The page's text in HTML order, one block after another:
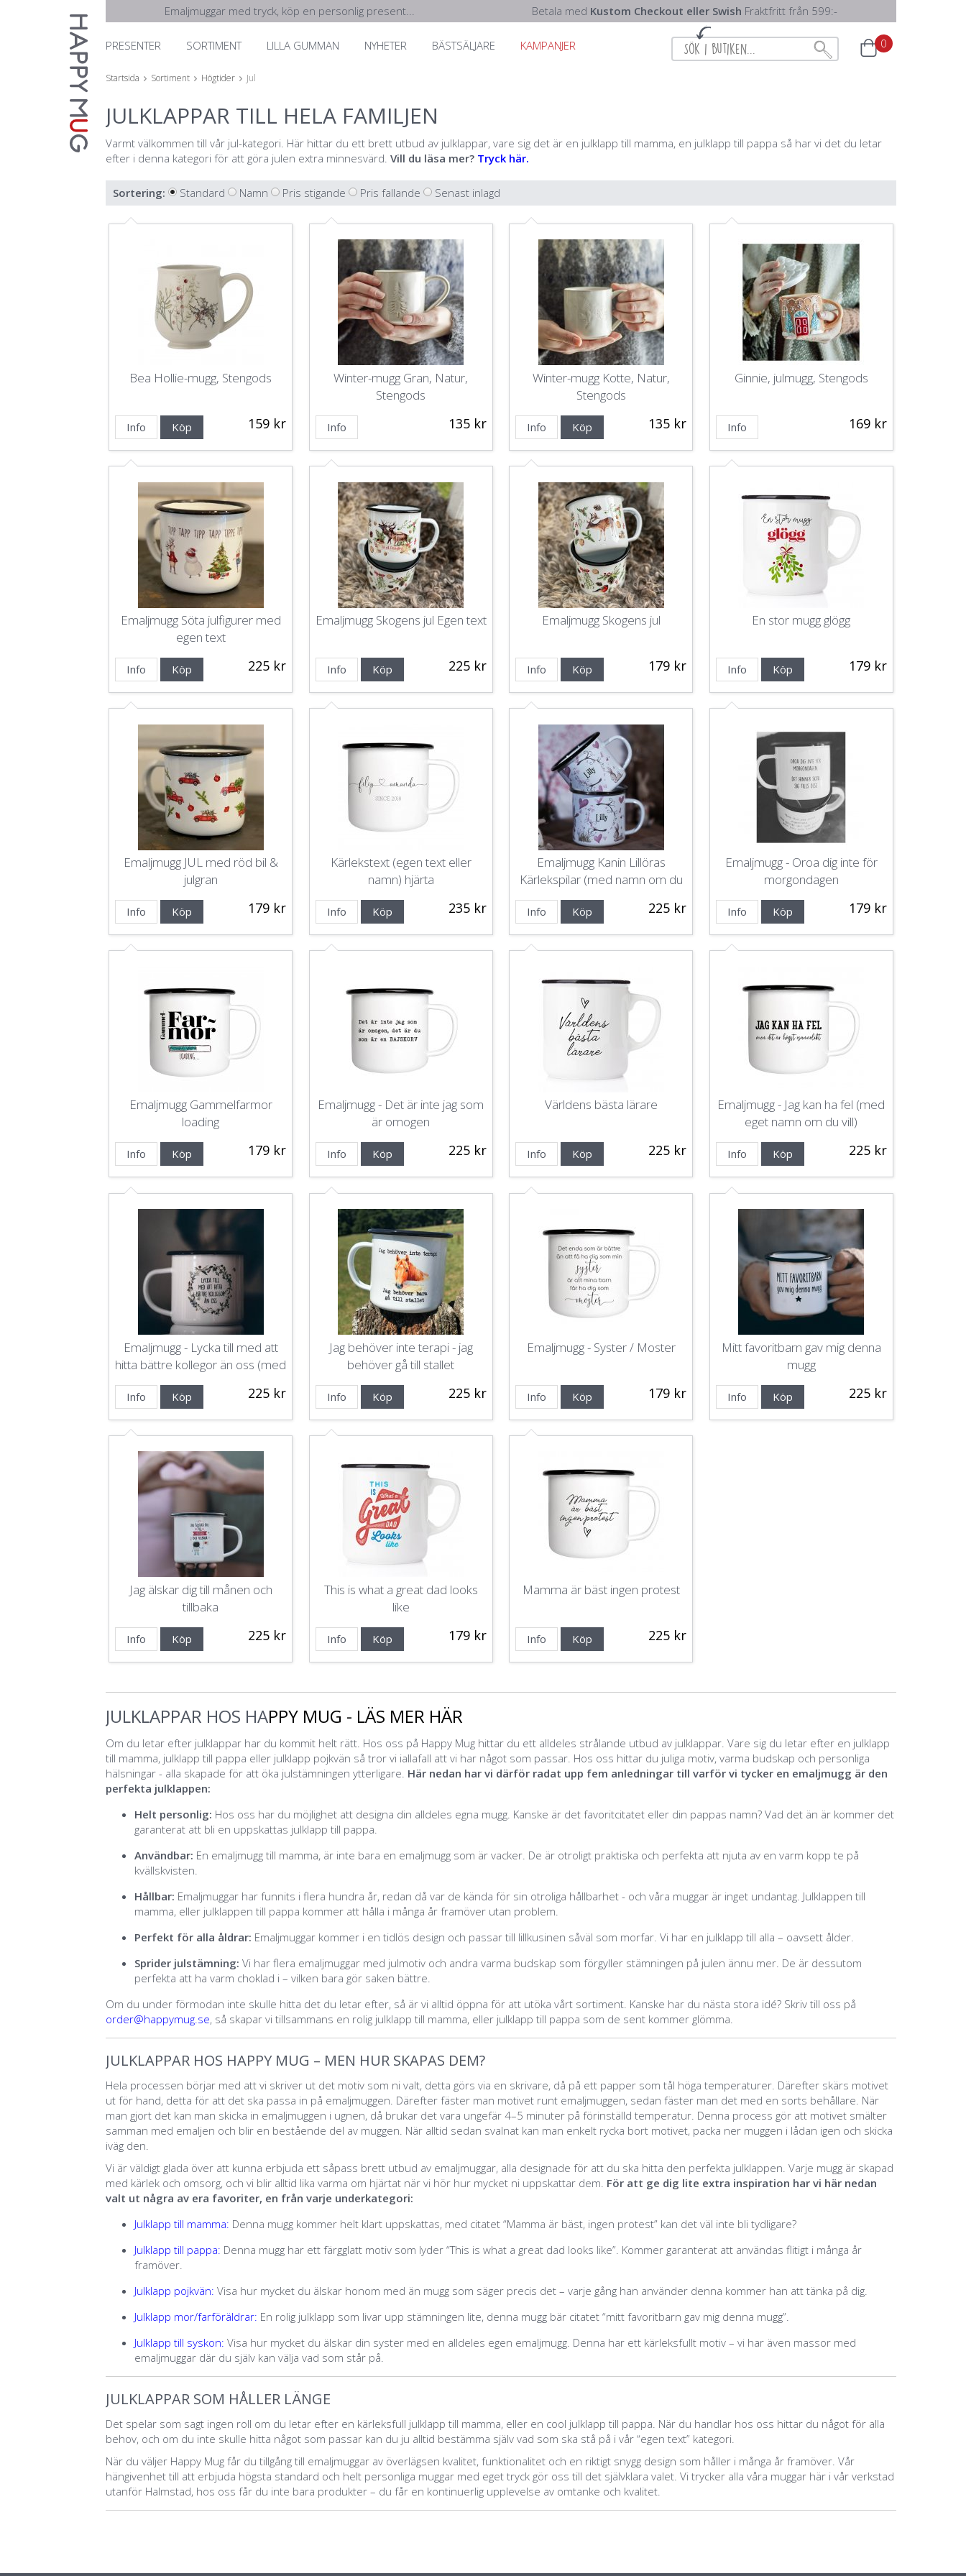
Emaljmuggar med tryck, köp en personlig present... Betala med Kustom Checkout eller Swish Fraktfritt från 599:-
PRESENTER SORTIMENT LILLA GUMMAN NYHETER BÄSTSÄLJARE KAMPANJER 0
Startsida Sortiment Högtider Jul
JULKLAPPAR TILL HELA FAMILJEN
Varmt välkommen till vår jul-kategori. Här hittar du ett brett utbud av julklappar, vare sig det är en julklapp till mamma, en julklapp till pappa så har vi det du letar
efter i denna kategori för att göra julen extra minnesvärd. Vill du läsa mer? Tryck här.
Sortering: Standard Namn Pris stigande Pris fallande Senast inlagd
Bea Hollie-mugg, Stengods
159 kr
Info Köp
Winter-mugg Gran, Natur,
Stengods
135 kr
Info
Winter-mugg Kotte, Natur,
Stengods
135 kr
Info Köp
Ginnie, julmugg, Stengods
169 kr
Info
Emaljmugg Söta julfigurer med
egen text
225 kr
Info Köp
Emaljmugg Skogens jul Egen text
225 kr
Info Köp
Emaljmugg Skogens jul
179 kr
Info Köp
En stor mugg glögg
179 kr
Info Köp
Emaljmugg JUL med röd bil &
julgran
179 kr
Info Köp
Kärlekstext (egen text eller
namn) hjärta
235 kr
Info Köp
Emaljmugg Kanin Lillöras
Kärlekspilar (med namn om du
vill)
225 kr
Info Köp
Emaljmugg - Oroa dig inte för
morgondagen
179 kr
Info Köp
Emaljmugg Gammelfarmor
loading
179 kr
Info Köp
Emaljmugg - Det är inte jag som
är omogen
225 kr
Info Köp
Världens bästa lärare
225 kr
Info Köp
Emaljmugg - Jag kan ha fel (med
eget namn om du vill)
225 kr
Info Köp
Emaljmugg - Lycka till med att
hitta bättre kollegor än oss (med
namn)
225 kr
Info Köp
Jag behöver inte terapi - jag
behöver gå till stallet
225 kr
Info Köp
Emaljmugg - Syster / Moster
179 kr
Info Köp
Mitt favoritbarn gav mig denna
mugg
225 kr
Info Köp
Jag älskar dig till månen och
tillbaka
225 kr
Info Köp
This is what a great dad looks
like
179 kr
Info Köp
Mamma är bäst ingen protest
225 kr
Info Köp
JULKLAPPAR HOS HAPPY MUG - LÄS MER HÄR
Om du letar efter julklappar har du kommit helt rätt. Hos oss på Happy Mug hittar du ett alldeles strålande utbud av julklappar . Vare sig du letar efter en julklapp
till mamma, julklapp till pappa eller julklapp pojkvän så tror vi iallafall att vi har något som passar. Hos oss hittar du juliga motiv, varma budskap och personliga
hälsningar - alla skapade för att öka julstämningen ytterligare. Här nedan har vi därför radat upp fem anledningar till varför vi tycker en emaljmugg är den
perfekta julklappen:
Helt personlig: Hos oss har du möjlighet att designa din alldeles egna mugg. Kanske är det favoritcitatet eller din pappas namn? Vad det än är kommer det
garanterat att bli en uppskattas julklapp till pappa.
Användbar: En emaljmugg till mamma, är inte bara en emaljmugg som är vacker. De är otroligt praktiska och perfekta att njuta av en varm kopp te på
kvällskvisten.
Hållbar: Emaljmuggar har funnits i flera hundra år, redan då var de kända för sin otroliga hållbarhet - och våra muggar är inget undantag. Julklappen till
mamma, eller julklappen till pappa kommer att hålla i många år framöver utan problem.
Perfekt för alla åldrar: Emaljmuggar kommer i en tidlös design och passar till lillkusinen såväl som morfar. Vi har en julklapp till alla – oavsett ålder.
Sprider julstämning: Vi har flera emaljmuggar med julmotiv och andra varma budskap som förgyller stämningen på julen ännu mer. De är dessutom
perfekta att ha varm choklad i – vilken bara gör saken bättre.
Om du under förmodan inte skulle hitta det du letar efter, så är vi alltid öppna för att utöka vårt sortiment. Kanske har du nästa stora idé? Skriv till oss på
order@happymug.se, så skapar vi tillsammans en rolig julklapp till mamma, eller julklapp till pappa som de sent kommer glömma.
JULKLAPPAR HOS HAPPY MUG – MEN HUR SKAPAS DEM?
Hela processen börjar med att vi skriver ut det motiv som ni valt, detta görs via en skrivare, då på ett papper som tål höga temperaturer. Därefter skärs motivet
ut för hand, detta för att det ska passa in på emaljmuggen. Därefter fäster man motivet runt emaljmuggen, sedan fäster man det med en sorts behållare. När
man gjort det kan man skicka in emaljmuggen i ugnen, då brukar det vara ungefär 4–5 minuter på förinställd temperatur. Denna process gör att motivet smälter
samman med emaljen och blir en bestående del av muggen. När alltid sedan svalnat kan man enkelt rycka bort motivet, packa ner muggen i lådan igen och skicka
iväg den.
Vi är väldigt glada över att kunna erbjuda ett såpass brett utbud av emaljmuggar, alla designade för att du ska hitta den perfekta julklappen. Varje mugg är skapad
med kärlek och omsorg, och vi blir alltid lika varma om hjärtat när vi hör hur mycket ni uppskattar dem. För att ge dig lite extra inspiration har vi här nedan
valt ut några av era favoriter, en från varje underkategori:
Julklapp till mamma: Denna mugg kommer helt klart uppskattas, med citatet “Mamma är bäst, ingen protest” kan det väl inte bli tydligare?
Julklapp till pappa: Denna mugg har ett färgglatt motiv som lyder “This is what a great dad looks like”. Kommer garanterat att användas flitigt i många år
framöver.
Julklapp pojkvän: Visa hur mycket du älskar honom med än mugg som säger precis det – varje gång han använder denna kommer han att tänka på dig.
Julklapp mor/farföräldrar: En rolig julklapp som livar upp stämningen lite, denna mugg bär citatet “mitt favoritbarn gav mig denna mugg”.
Julklapp till syskon: Visa hur mycket du älskar din syster med en alldeles egen emaljmugg . Denna har ett kärleksfullt motiv – vi har även massor med
emaljmuggar där du själv kan välja vad som står på.
JULKLAPPAR SOM HÅLLER LÄNGE
Det spelar som sagt ingen roll om du letar efter en kärleksfull julklapp till mamma, eller en cool julklapp till pappa. När du handlar hos oss hittar du något för alla
behov, och om du inte skulle hitta något som passar kan du ju alltid bestämma själv vad som ska stå på i vår “egen text” kategori.
När du väljer Happy Mug får du tillgång till emaljmuggar av överlägsen kvalitet, funktionalitet och en riktigt snygg design som håller i många år framöver. Vår
hängivenhet till att erbjuda högsta standard och helt personliga muggar med eget tryck gör oss till det självklara valet. Vi trycker alla våra muggar här i vår verkstad
utanför Halmstad, hos oss får du inte bara produkter – du får en kontinuerlig upplevelse av omtanke och kvalitet.